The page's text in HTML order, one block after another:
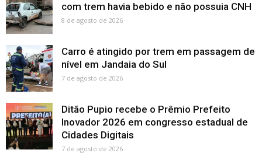
com trem havia bebido e não possuia CNH
8 de agosto de 2026
Carro é atingido por trem em passagem de
nível em Jandaia do Sul
7 de agosto de 2026
Ditão Pupio recebe o Prêmio Prefeito
Inovador 2026 em congresso estadual de
Cidades Digitais
7 de agosto de 2026